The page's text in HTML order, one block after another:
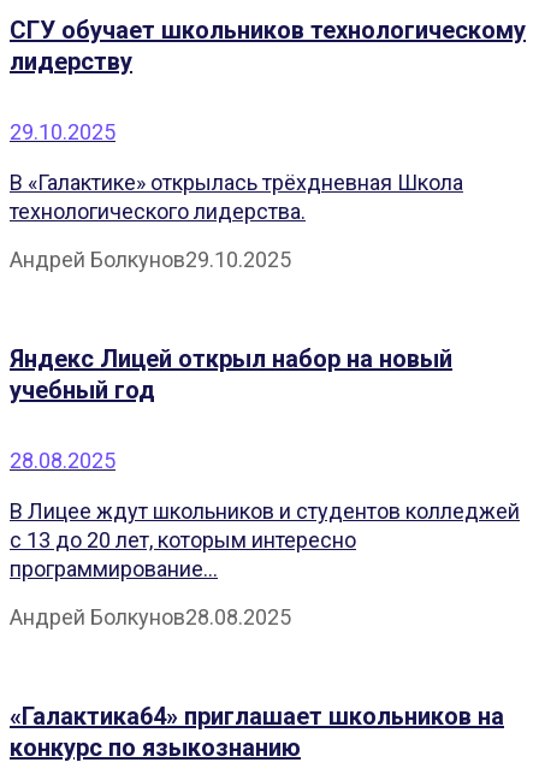
СГУ обучает школьников технологическому
лидерству
29.10.2025
В «Галактике» открылась трёхдневная Школа
технологического лидерства.
Андрей Болкунов29.10.2025
Яндекс Лицей открыл набор на новый
учебный год
28.08.2025
В Лицее ждут школьников и студентов колледжей
с 13 до 20 лет, которым интересно
программирование...
Андрей Болкунов28.08.2025
«Галактика64» приглашает школьников на
конкурс по языкознанию